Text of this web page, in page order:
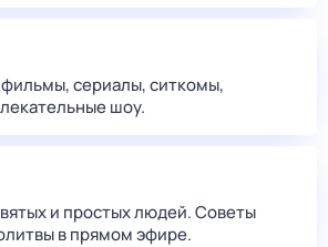
сериалы, ситкомы,
шоу.
и простых людей. Советы
в прямом эфире.